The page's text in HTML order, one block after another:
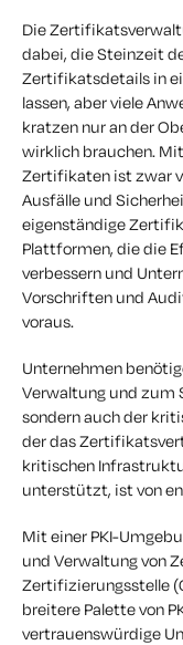
Die
dabei, die Steinzeit
Zertifikatsdetails in
lassen, aber viele
kratzen nur an der
wirklich brauchen.
Zertifikaten ist zwar
Ausfälle und
eigenständige
Plattformen, die die
verbessern und
Vorschriften und
voraus.
Unternehmen
Verwaltung und zum
sondern auch der
der das
kritischen
unterstützt, ist von
Mit einer PKI-
und Verwaltung von
Zertifizierungsstelle
breitere Palette von
vertrauenswürdige